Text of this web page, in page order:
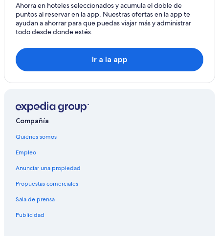
Ahorra en hoteles seleccionados y acumula el doble de
puntos al reservar en la app. Nuestras ofertas en la app te
ayudan a ahorrar para que puedas viajar más y administrar
todo desde donde estés.
Ir a la app
Compañía
Quiénes somos
Empleo
Anunciar una propiedad
Propuestas comerciales
Sala de prensa
Publicidad